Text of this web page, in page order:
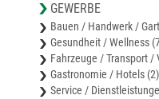
Stadtplan Neuhausen
Stadtplan Denkendorf
Stadtplan Filderstadt
Stadtplan Fellbach
GEWERBE
Bauen / Handwerk /
Gesundheit / Wellness
Fahrzeuge / Transport /
Gastronomie / Hotels (2)
Service /